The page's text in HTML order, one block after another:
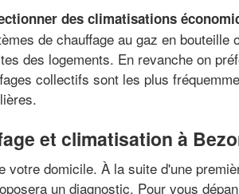
des climatisations
de chauffage au gaz en
des logements. En revanche on
collectifs sont les plus
et climatisation à
domicile. À la suite d'une
un diagnostic. Pour vous